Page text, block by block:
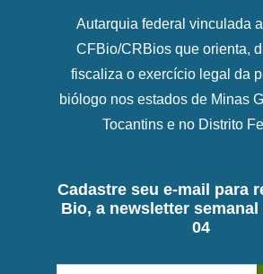
Autarquia federal vinculada
CFBio/CRBios que orienta,
fiscaliza o exercício legal da
biólogo nos estados de Minas
Tocantins e no Distrito
Cadastre seu e-mail para
Bio, a newsletter semanal
04